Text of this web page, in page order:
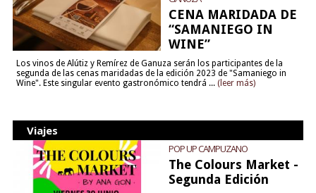
CENA MARIDADA DE
“SAMANIEGO IN
WINE”
Los vinos de Alútiz y Remírez de Ganuza serán los participantes de la
segunda de las cenas maridadas de la edición 2023 de "Samaniego in
Wine". Este singular evento gastronómico tendrá ... (leer más)
Viajes
POP UP CAMPUZANO
The Colours Market -
Segunda Edición